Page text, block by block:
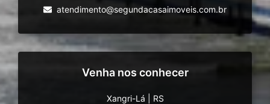
atendimento@segundacasaimoveis.com.br
Venha nos conhecer
Xangri-Lá
RS